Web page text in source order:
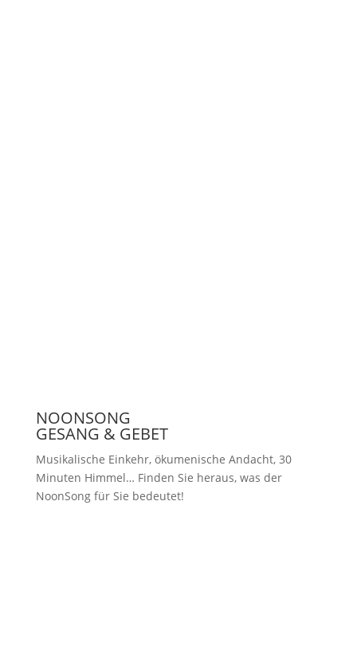
NOONSONG
GESANG & GEBET
Musikalische Einkehr, ökumenische Andacht, 30
Minuten Himmel… Finden Sie heraus, was der
NoonSong für Sie bedeutet!